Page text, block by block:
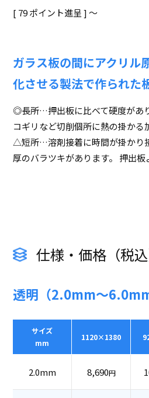
[ 79ポイント進呈 ] 〜
ガラス板の間にアクリル
化させる製法で作られた
◎長所…押出板に比べて硬度があ
コギリなど切削個所に熱の掛かる
△短所…溶剤接着に時間が掛かり
厚のバラツキがあります。 押出板
仕様・価格（税込
透明（2.0mm～6.0mm
サイズ
mm
1120×1380
2.0mm 8,690円